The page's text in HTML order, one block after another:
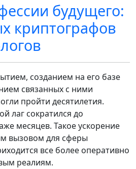
будущего:
криптографов
созданием на его базе
связанных с ними
пройти десятилетия.
лаг сократился до
месяцев. Такое ускорение
вызовом для сферы
все более оперативно
реалиям.